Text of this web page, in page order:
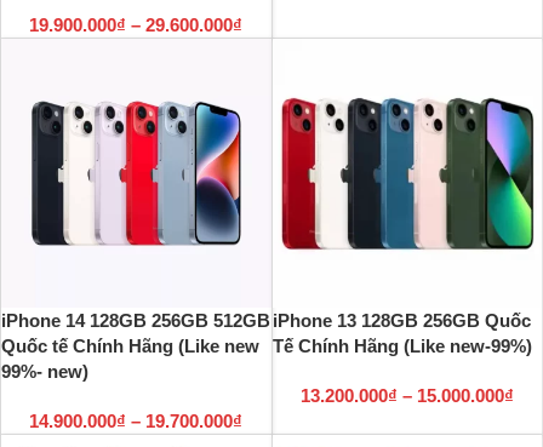
19.900.000₫ – 29.600.000₫
iPhone 14 128GB 256GB 512GB
Quốc tế Chính Hãng (Like new
99%- new)
14.900.000₫ – 19.700.000₫
iPhone 13 128GB 256GB Quốc
Tế Chính Hãng (Like new-99%)
13.200.000₫ – 15.000.000₫